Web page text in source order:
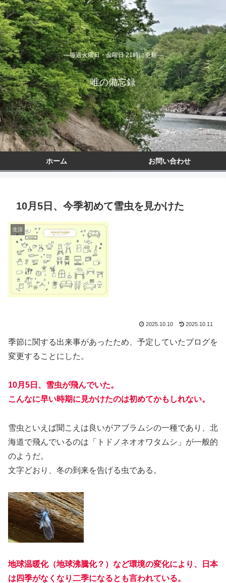
―毎週火曜日・金曜日 21時に更新―
唯の備忘録
ホーム お問い合わせ
10月5日、今季初めて雪虫を見かけた
生活
2025.10.10 2025.10.11
季節に関する出来事があったため、予定していたブログを
変更することにした。
10月5日、雪虫が飛んでいた。
こんなに早い時期に見かけたのは初めてかもしれない。
雪虫といえば聞こえは良いがアブラムシの一種であり、北
海道で飛んでいるのは「トドノネオオワタムシ」が一般的
のようだ。
文字どおり、冬の到来を告げる虫である。
地球温暖化（地球沸騰化？）など環境の変化により、日本
は四季がなくなり二季になるとも言われている。